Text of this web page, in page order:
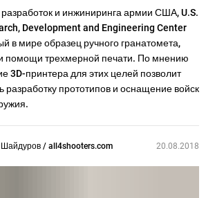
и инжиниринга армии США, U.S.
Development and Engineering Center
в мире образец ручного гранатомета,
помощи трехмерной печати. По мнению
3D-принтера для этих целей позволит
разработку прототипов и оснащение войск
/ all4shooters.com 20.08.2018